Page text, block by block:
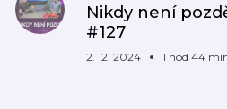
Nikdy není
#127
2. 12. 2024 1 hod 44